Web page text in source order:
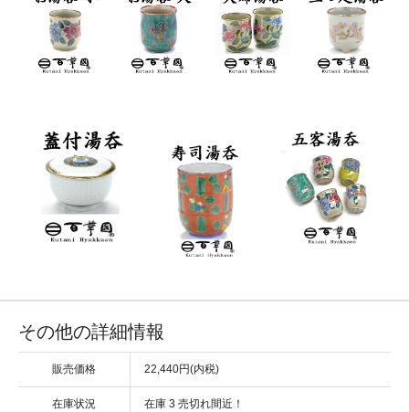
その他の詳細情報
販売価格 22,440円(内税)
在庫状況 在庫 3 売切れ間近！